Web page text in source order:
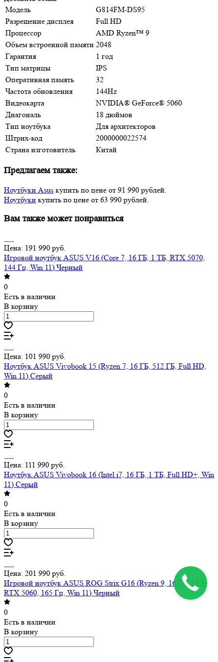
Модель
G814FM-DS95
Разрешение дисплея
Full HD
Процессор
AMD Ryzen™ 9
Объем встроенной памяти 2048
Гарантия
1 год
Тип матрицы
IPS
Оперативная память
32
Частота обновления
144Hz
Видеокарта
NVIDIА® GеFоrсе® 5060
Диагональ
18 дюймов
Тип ноутбука
Для архитекторов
Штрих-код
2000000022574
Страна изготовитель
Китай
Предлагаем также:
Ноутбуки Asus купить по цене от 91 990 рублей.
Ноутбуки купить по цене от 63 990 рублей.
Вам также может понравиться
Цена: 191 990 руб.
Игровой ноутбук ASUS V16 (Core 7, 16 ГБ, 1 ТБ, RTX 5070,
144 Гц, Win 11) Черный
0
Есть в наличии
В корзину
Цена: 101 990 руб.
Ноутбук ASUS Vivobook 15 (Ryzen 7, 16 ГБ, 512 ГБ, Full HD,
Win 11) Серый
0
Есть в наличии
В корзину
Цена: 111 990 руб.
Ноутбук ASUS Vivobook 16 (Intel i7, 16 ГБ, 1 ТБ, Full HD+, Win
11) Серый
0
Есть в наличии
В корзину
Цена: 201 990 руб.
Игровой ноутбук ASUS ROG Strix G16 (Ryzen 9, 16 ГБ, 1 ГБ,
RTX 5060, 165 Гц, Win 11) Черный
0
Есть в наличии
В корзину